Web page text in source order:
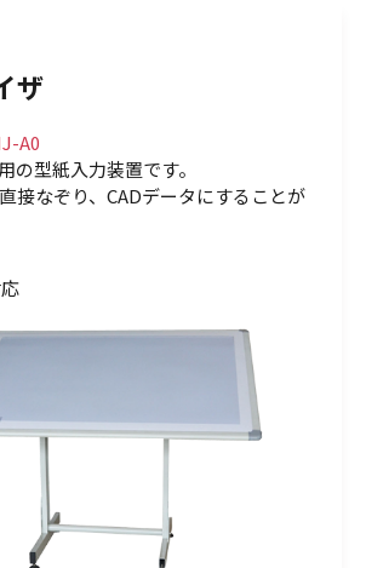
ザ
A0
の型紙入力装置です。
接なぞり、CADデータにすることが